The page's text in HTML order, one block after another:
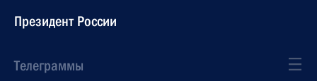
Президент России
Телеграммы